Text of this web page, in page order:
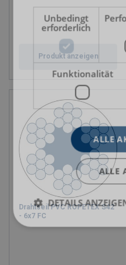
Produkt anzeigen
Drahtseil PVC ROPETEX S42
- 6x7 FC
Unbedingt
erforderlich
Funktionalität
ALLE
ALLE
DETAILS